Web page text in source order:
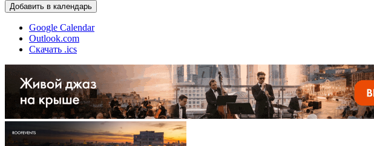
Добавить в календарь
Google Calendar
Outlook.com
Скачать .ics